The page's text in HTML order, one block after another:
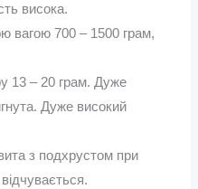
висока.
вагою 700 – 1500 грам,
13 – 20 грам. Дуже
Дуже високий
з подхрустом при